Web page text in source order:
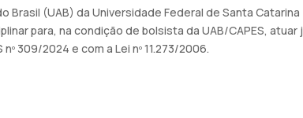
(UAB) da Universidade Federal de Santa
para, na condição de bolsista da UAB/CAPES,
309/2024 e com a Lei nº 11.273/2006.